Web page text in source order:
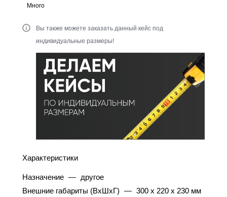
Много
Вы также можете заказать данный кейс под
индивидуальные размеры!
Характеристики
Назначение — другое
Внешние габариты (ВхШхГ) — 300 x 220 x 230 мм